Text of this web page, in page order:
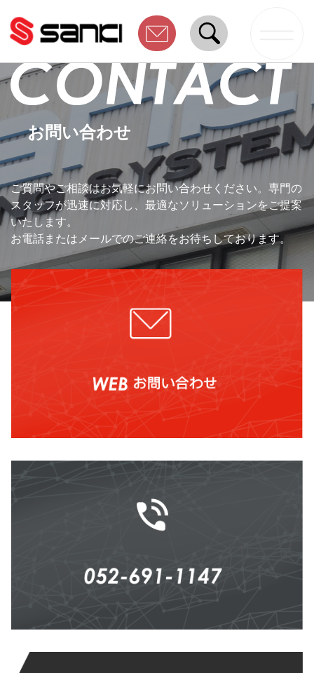
お問い合わせ
ご質問やご相談はお気軽にお問い合わせください。専門の
スタッフが迅速に対応し、最適なソリューションをご提案
いたします。
お電話またはメールでのご連絡をお待ちしております。